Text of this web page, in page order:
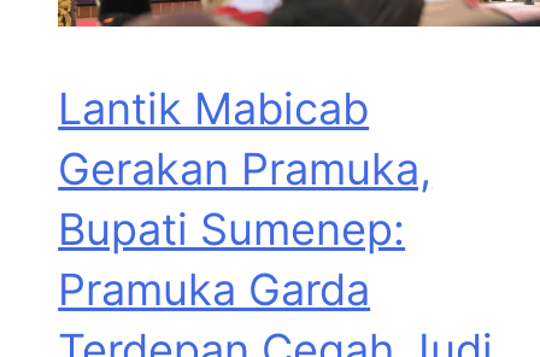
Lantik Mabicab
Gerakan Pramuka,
Bupati Sumenep:
Pramuka Garda